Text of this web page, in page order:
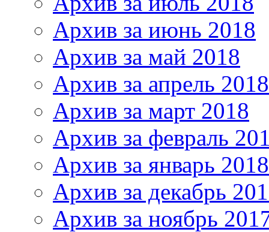
Архив за июнь 2018
Архив за май 2018
Архив за апрель 2018
Архив за март 2018
Архив за февраль
Архив за январь 2018
Архив за декабрь
Архив за ноябрь